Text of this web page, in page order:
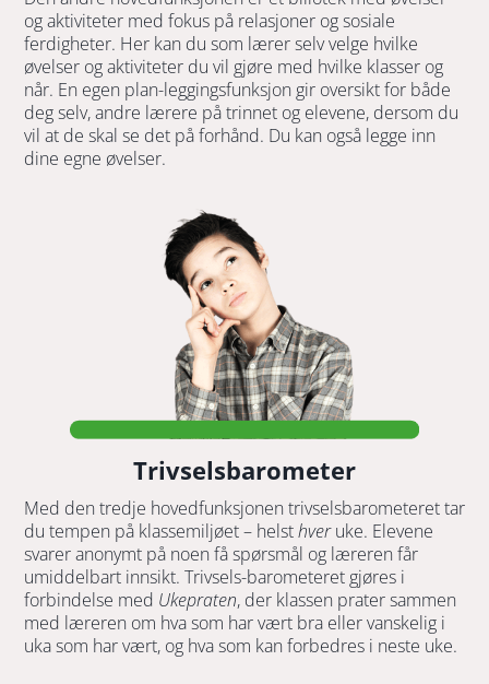
og aktiviteter med fokus på relasjoner og sosiale
ferdigheter. Her kan du som lærer selv velge hvilke
øvelser og aktiviteter du vil gjøre med hvilke klasser og
når. En egen plan-leggingsfunksjon gir oversikt for både
deg selv, andre lærere på trinnet og elevene, dersom du
vil at de skal se det på forhånd. Du kan også legge inn
dine egne øvelser.
Trivselsbarometer
Med den tredje hovedfunksjonen trivselsbarometeret tar
du tempen på klassemiljøet – helsthveruke. Elevene
svarer anonymt på noen få spørsmål og læreren får
umiddelbart innsikt. Trivsels-barometeret gjøres i
forbindelse med Ukepraten, der klassen prater sammen
med læreren om hva som har vært bra eller vanskelig i
uka som har vært, og hva som kan forbedres i neste uke.